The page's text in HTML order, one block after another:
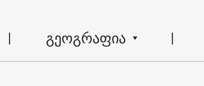
გეოგრაფია